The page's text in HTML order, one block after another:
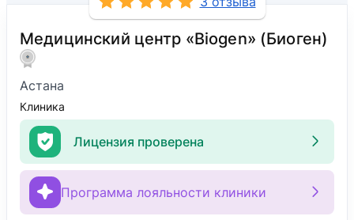
Медицинский центр «Biogen» (Биоген)
Астана
Клиника
Лицензия проверена
Программа лояльности клиники